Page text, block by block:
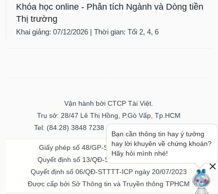
Khóa học online - Phân tích Ngành và Dòng tiền
Thị trường
Khai giảng: 07/12/2026 | Thời gian: Tối 2, 4, 6
Vận hành bởi CTCP Tài Việt.
Trụ sở: 28/47 Lê Thị Hồng, P.Gò Vấp, Tp.HCM
Tel: (84.28) 3848 7238 - Fax: (84.28) 3848 7237
Giấy phép số 48/GP-STTTT ngày 04/11/2016
Quyết định số 13/QĐ-STTTT ngày 02/11/2017
Quyết định số 06/QĐ-STTTT-ICP ngày 20/07/2023
Được cấp bởi Sở Thông tin và Truyền thông TPHCM
Bạn cần thông tin hay ý tưởng
hay lời khuyên về chứng khoán?
Hãy hỏi mình nhé!